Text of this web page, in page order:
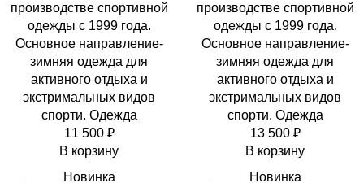
производстве спортивной
одежды с 1999 года.
Основное направление-
зимняя одежда для
активного отдыха и
экстримальных видов
спорти. Одежда
11 500 ₽
В корзину
производстве спортивной
одежды с 1999 года.
Основное направление-
зимняя одежда для
активного отдыха и
экстримальных видов
спорти. Одежда
13 500 ₽
В корзину
Новинка
Новинка